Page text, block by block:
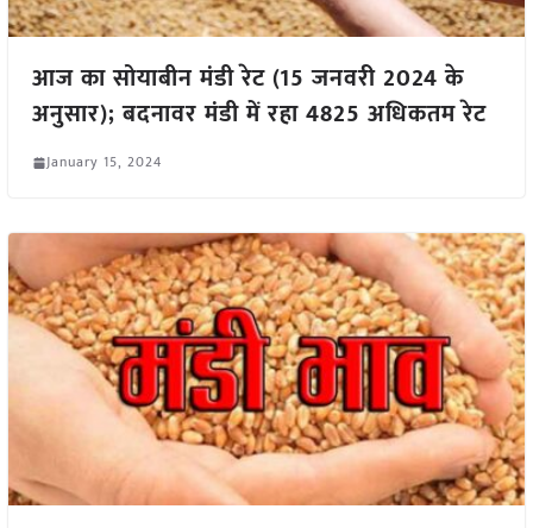
आज का सोयाबीन मंडी रेट (15 जनवरी 2024 के
अनुसार); बदनावर मंडी में रहा 4825 अधिकतम रेट
January 15, 2024